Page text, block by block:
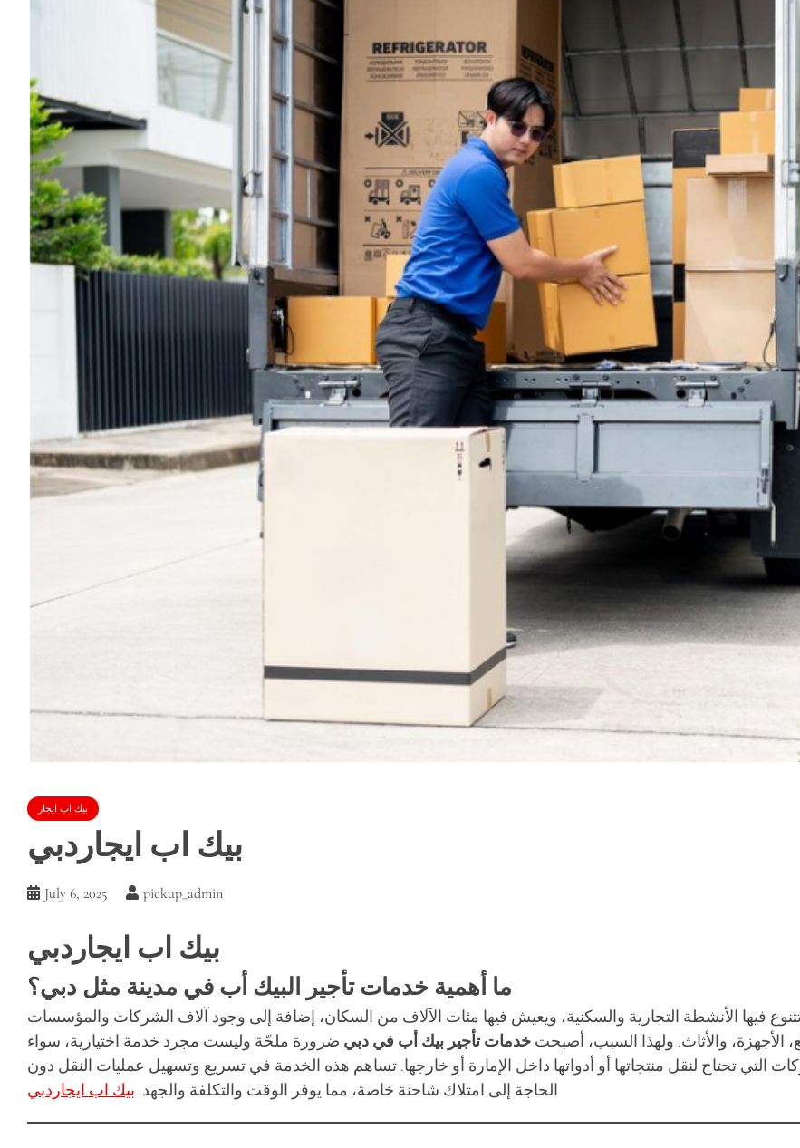
بيك اب ايجار
بيك اب ايجاردبي
July 6, 2025 pickup_admin
بيك اب ايجاردبي
ما أهمية خدمات تأجير البيك أب في مدينة مثل دبي؟
فيها الأنشطة التجارية والسكنية، ويعيش فيها مئات الآلاف من السكان، إضافة إلى وجود آلاف الشركات والمؤسسات
الأجهزة، والأثاث. ولهذا السبب، أصبحت خدمات تأجير بيك أب في دبي ضرورة ملحّة وليست مجرد خدمة اختيارية، سواء
التي تحتاج لنقل منتجاتها أو أدواتها داخل الإمارة أو خارجها. تساهم هذه الخدمة في تسريع وتسهيل عمليات النقل دون
الحاجة إلى امتلاك شاحنة خاصة، مما يوفر الوقت والتكلفة والجهد. بيك اب ايجاردبي